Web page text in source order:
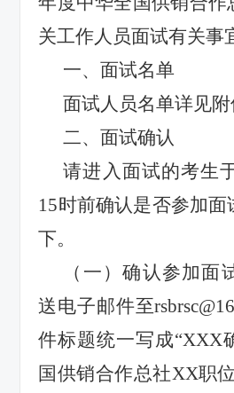
关工作人员面试有关事
一、面试名单
面试人员名单详见
二、面试确认
请进入面试的考生
15时前确认是否参加面
下。
（一）确认参加面
送电子邮件至
件标题统一写成“XXX
国供销合作总社XX职